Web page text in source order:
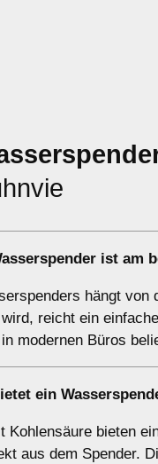
ist am
hängt
reicht ein
modernen Büros
ein
Kohlensäure bieten
aus dem Spender.